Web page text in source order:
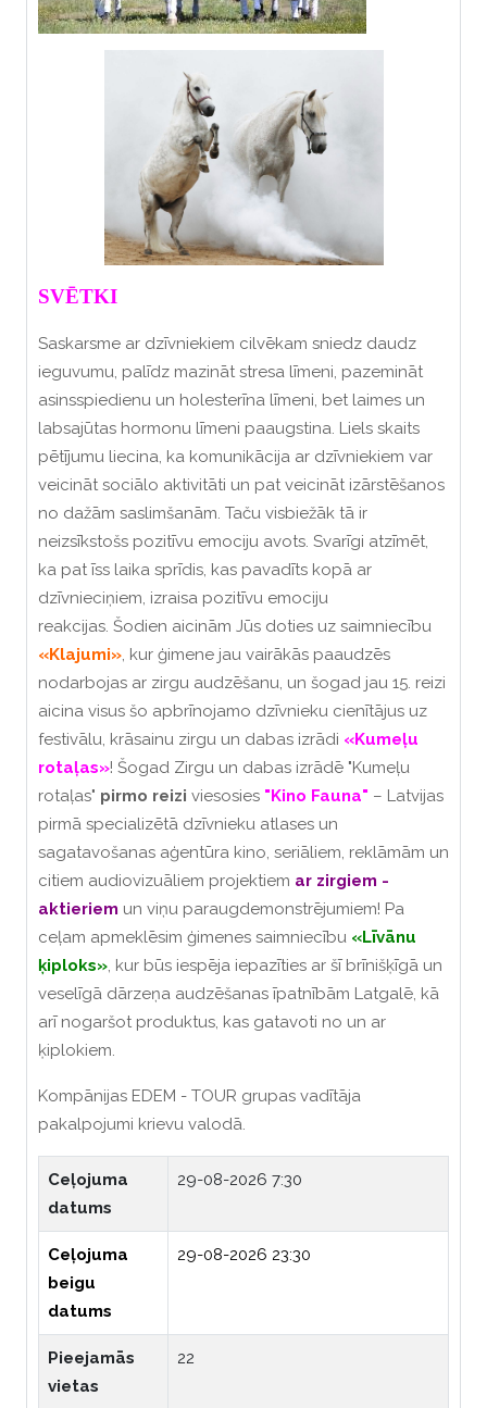
SVĒTKI
Saskarsme ar dzīvniekiem cilvēkam sniedz daudz
ieguvumu, palīdz mazināt stresa līmeni, pazemināt
asinsspiedienu un holesterīna līmeni, bet laimes un
labsajūtas hormonu līmeni paaugstina. Liels skaits
pētījumu liecina, ka komunikācija ar dzīvniekiem var
veicināt sociālo aktivitāti un pat veicināt izārstēšanos
no dažām saslimšanām. Taču visbiežāk tā ir
neizsīkstošs pozitīvu emociju avots. Svarīgi atzīmēt,
ka pat īss laika sprīdis, kas pavadīts kopā ar
dzīvnieciņiem, izraisa pozitīvu emociju
reakcijas. Šodien aicinām Jūs doties uz saimniecību
«Klajumi», kur ģimene jau vairākās paaudzēs
nodarbojas ar zirgu audzēšanu, un šogad jau 15. reizi
aicina visus šo apbrīnojamo dzīvnieku cienītājus uz
festivālu, krāsainu zirgu un dabas izrādi «Kumeļu
rotaļas»! Šogad Zirgu un dabas izrādē "Kumeļu
rotaļas" pirmo reizi viesosies "Kino Fauna" – Latvijas
pirmā specializētā dzīvnieku atlases un
sagatavošanas aģentūra kino, seriāliem, reklāmām un
citiem audiovizuāliem projektiem ar zirgiem -
aktieriem un viņu paraugdemonstrējumiem! Pa
ceļam apmeklēsim ģimenes saimniecību «Līvānu
ķiploks», kur būs iespēja iepazīties ar šī brīnišķīgā un
veselīgā dārzeņa audzēšanas īpatnībām Latgalē, kā
arī nogaršot produktus, kas gatavoti no un ar
ķiplokiem.
Kompānijas EDEM - TOUR grupas vadītāja
pakalpojumi krievu valodā.
Ceļojuma
datums
29-08-2026 7:30
Ceļojuma
beigu
datums
29-08-2026 23:30
Pieejamās
vietas
22